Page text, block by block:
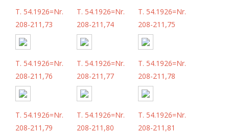
T. 54.1926=Nr.
208-211,73
T. 54.1926=Nr.
208-211,74
T. 54.1926=Nr.
208-211,75
T. 54.1926=Nr.
208-211,76
T. 54.1926=Nr.
208-211,77
T. 54.1926=Nr.
208-211,78
T. 54.1926=Nr.
208-211,79
T. 54.1926=Nr.
208-211,80
T. 54.1926=Nr.
208-211,81